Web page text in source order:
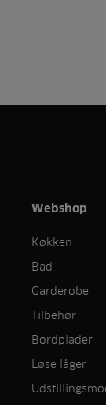
Webshop
Køkken
Bad
Garderobe
Tilbehør
Bordplader
Løse låger